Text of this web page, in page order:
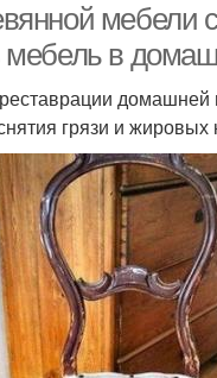
мебели
мебель в
грязи и жировых